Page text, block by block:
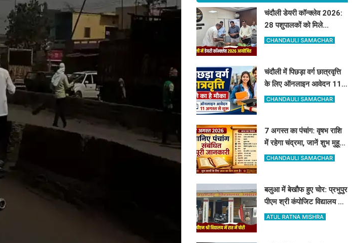
चंदौली डेयरी कॉन्क्लेव 2026:
28 पशुपालकों को मिले
सेलेक्शन लेटर, नंद बाबा मिशन
CHANDAULI SAMACHAR
चंदौली में पिछड़ा वर्ग छात्रवृत्ति
के लिए ऑनलाइन आवेदन 11
अगस्त से शुरू, देखें पूरा शेड्यूल
CHANDAULI SAMACHAR
7 अगस्त का पंचांग: वृषभ राशि
में रहेगा चंद्रमा, जानें शुभ मुहूर्त,
राहुकाल और योग
CHANDAULI SAMACHAR
बलुआ में बेखौफ हुए चोर: प्रभुपुर
पीएम श्री कंपोजिट विद्यालय के
किचन का ताला तोड़ हजारों का
ATUL RATNA MISHRA